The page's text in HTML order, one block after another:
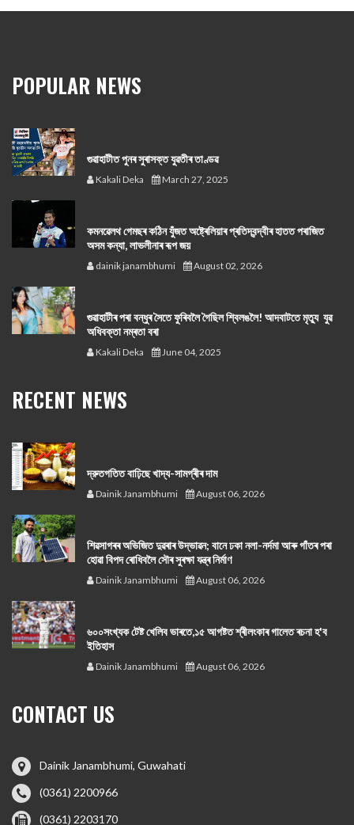
POPULAR NEWS
গুৱাহাটীত পুনৰ সুৰাসক্ত যুৱতীৰ তাণ্ডৱ
Kakali Deka March 27, 2025
কমনৱেলথ গেমছৰ কঠিন যুঁজত অষ্ট্ৰেলিয়াৰ প্ৰতিদ্বন্দ্বীৰ হাতত পৰাজিত
অসম কন্যা, লাভলীনাৰ ৰূপ জয়
dainik janambhumi August 02, 2026
গুৱাহাটীৰ পৰা বন্ধুৰ সৈতে ফুৰিবলৈ গৈছিল শ্বিলঙলৈ! আদবাটতে মৃত্যু যুৱ
অধিবক্তা নম্ৰতা বৰা
Kakali Deka June 04, 2025
RECENT NEWS
দ্রুতগতিত বাঢ়িছে খাদ্য-সামগ্ৰীৰ দাম
Dainik Janambhumi August 06, 2026
শিৱসাগৰৰ অভিজিত দুৱৰাৰ উদ্ভাৱন; বানে ঢকা নলা-নৰ্দমা আৰু গাঁতৰ পৰা
হোৱা বিপদ ৰোধিবলৈ সৌৰ সুৰক্ষা যন্ত্ৰ নিৰ্মাণ
Dainik Janambhumi August 06, 2026
৬০০সংখ্যক টেষ্ট খেলিব ভাৰতে,১৫ আগষ্টত শ্ৰীলংকাৰ গালেত ৰচনা হ'ব
ইতিহাস
Dainik Janambhumi August 06, 2026
CONTACT US
Dainik Janambhumi, Guwahati
(0361) 2200966
(0361) 2203170